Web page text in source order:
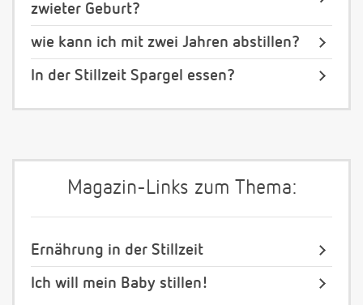
zwieter Geburt?
wie kann ich mit zwei Jahren abstillen?
In der Stillzeit Spargel essen?
Magazin-Links zum Thema:
Ernährung in der Stillzeit
Ich will mein Baby stillen!